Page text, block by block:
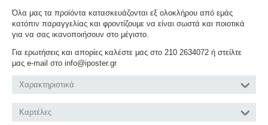
Όλα μας τα προϊόντα κατασκευάζονται εξ ολοκλήρου από εμάς
κατόπιν παραγγελίας και φροντίζουμε να είναι σωστά και ποιοτικά
για να σας ικανοποιήσουν στο μέγιστο.
Για ερωτήσεις και απορίες καλέστε μας στο 210 2634072 ή στείλτε
μας e-mail στο info@iposter.gr
Χαρακτηριστικά
Καρτέλες